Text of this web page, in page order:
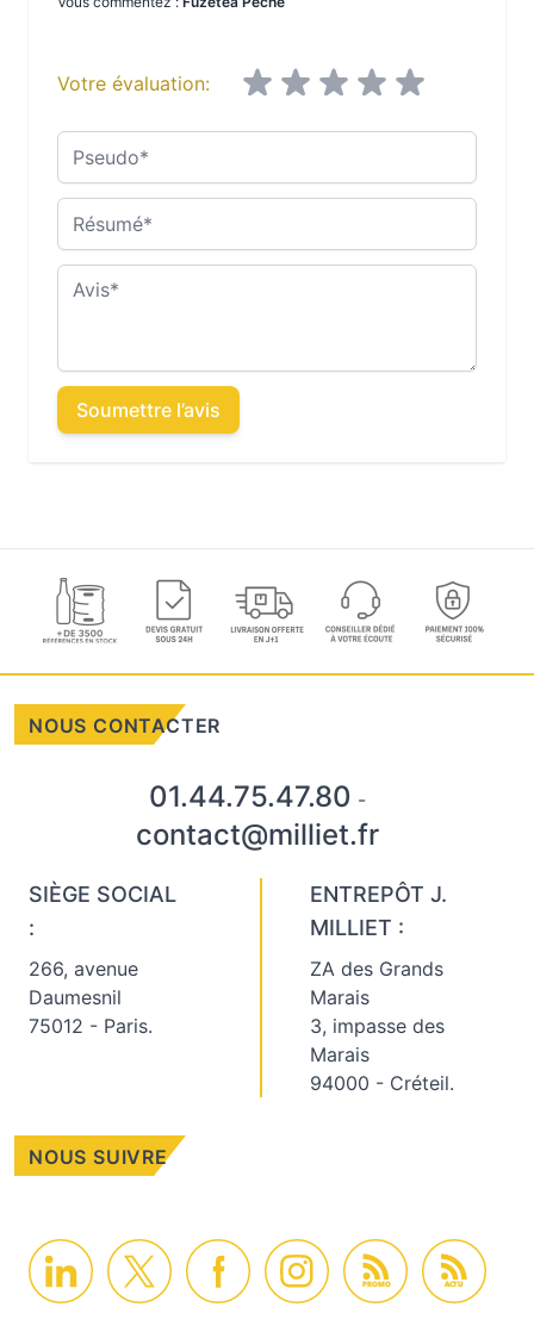
Votre évaluation:
Pseudo
Résumé
Avis
Soumettre l’avis
NOUS CONTACTER
01.44.75.47.80 -
contact@milliet.fr
SIÈGE SOCIAL
:
266, avenue
Daumesnil
75012 - Paris.
ENTREPÔT J.
MILLIET :
ZA des Grands
Marais
3, impasse des
Marais
94000 - Créteil.
NOUS SUIVRE
PROMO ACTU